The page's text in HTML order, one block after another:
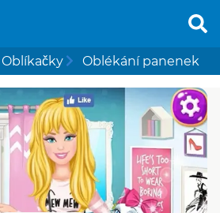
Oblíkačky Oblékání panenek